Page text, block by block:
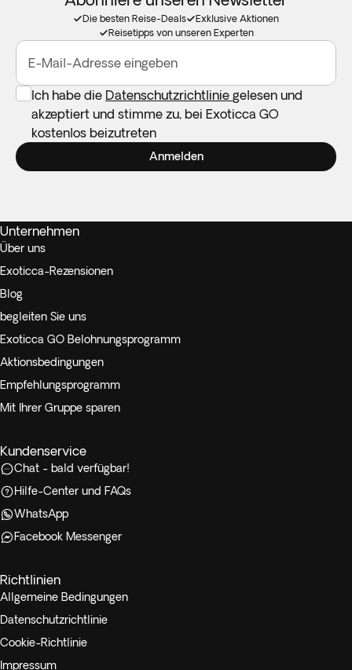
Die besten Reise-Deals
Exklusive Aktionen
Reisetipps von unseren Experten
E-Mail-Adresse eingeben
Ich habe die Datenschutzrichtlinie gelesen und
akzeptiert und stimme zu, bei Exoticca GO
kostenlos beizutreten
Anmelden
Unternehmen
Über uns
Exoticca-Rezensionen
Blog
begleiten Sie uns
Exoticca GO Belohnungsprogramm
Aktionsbedingungen
Empfehlungsprogramm
Mit Ihrer Gruppe sparen
Kundenservice
Chat - bald verfügbar!
Hilfe-Center und FAQs
WhatsApp
Facebook Messenger
Richtlinien
Allgemeine Bedingungen
Datenschutzrichtlinie
Cookie-Richtlinie
Impressum